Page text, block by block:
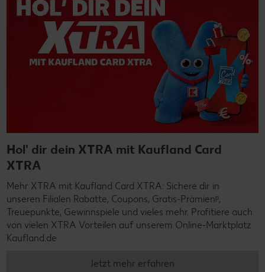
Hol' dir dein XTRA mit Kaufland Card
XTRA
Mehr XTRA mit Kaufland Card XTRA: Sichere dir in
unseren Filialen Rabatte, Coupons, Gratis-Prämienᵖ,
Treuepunkte, Gewinnspiele und vieles mehr. Profitiere auch
von vielen XTRA Vorteilen auf unserem Online-Marktplatz
Kaufland.de
Jetzt mehr erfahren